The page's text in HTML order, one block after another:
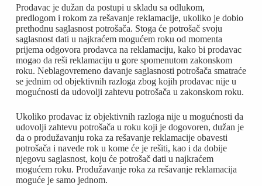
Prodavac je dužan da postupi u skladu sa odlukom,
predlogom i rokom za rešavanje reklamacije, ukoliko je dobio
prethodnu saglasnost potrošača. Stoga će potrošač svoju
saglasnost dati u najkraćem mogućem roku od momenta
prijema odgovora prodavca na reklamaciju, kako bi prodavac
mogao da reši reklamaciju u gore spomenutom zakonskom
roku. Neblagovremeno davanje saglasnosti potrošača smatraće
se jednim od objektivnih razloga zbog kojih prodavac nije u
mogućnosti da udovolji zahtevu potrošača u zakonskom roku.
Ukoliko prodavac iz objektivnih razloga nije u mogućnosti da
udovolji zahtevu potrošača u roku koji je dogovoren, dužan je
da o produžavanju roka za rešavanje reklamacije obavesti
potrošača i navede rok u kome će je rešiti, kao i da dobije
njegovu saglasnost, koju će potrošač dati u najkraćem
mogućem roku. Produžavanje roka za rešavanje reklamacija
moguće je samo jednom.